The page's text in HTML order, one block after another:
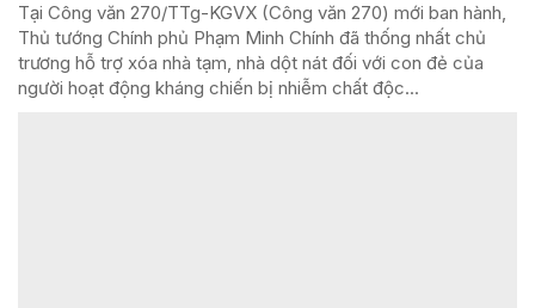
Tại Công văn 270/TTg-KGVX (Công văn 270) mới ban hành,
Thủ tướng Chính phủ Phạm Minh Chính đã thống nhất chủ
trương hỗ trợ xóa nhà tạm, nhà dột nát đối với con đẻ của
người hoạt động kháng chiến bị nhiễm chất độc...